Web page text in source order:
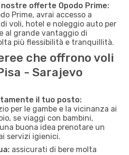
offerte Opodo Prime:
Prime, avrai accesso a
voli, hotel e noleggio auto per
al grande vantaggio di
più flessibilità e tranquillità.
che offrono voli
- Sarajevo
il tuo posto:
per le gambe e la vicinanza ai
se viaggi con bambini,
buona idea prenotare un
servizi igienici.
assicurati di bere molta